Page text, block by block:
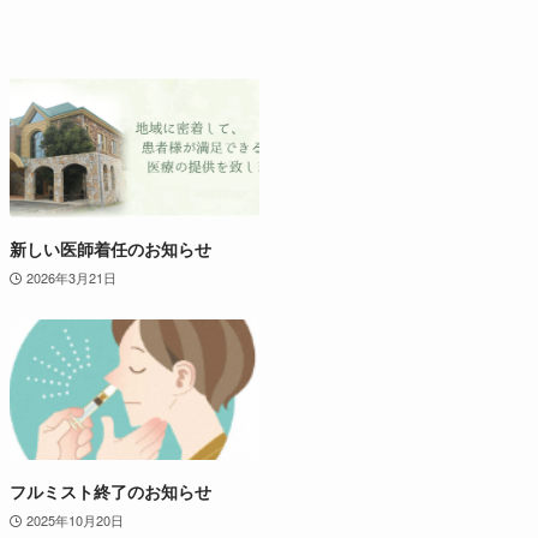
新しい医師着任のお知らせ
2026年3月21日
フルミスト終了のお知らせ
2025年10月20日